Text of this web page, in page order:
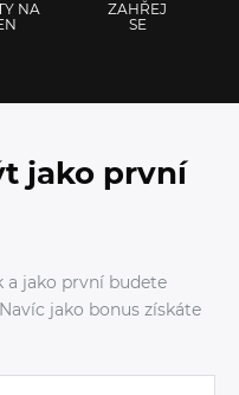
NA
ZAHŘEJ
SE
jako první
a jako první budete
jako bonus získáte